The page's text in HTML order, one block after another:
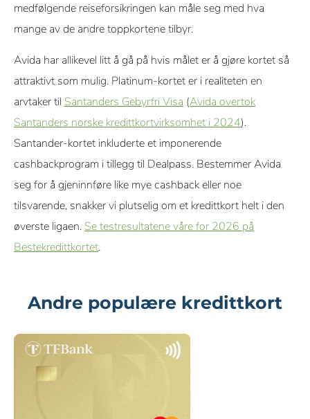
medfølgende reiseforsikringen kan måle seg med hva
mange av de andre toppkortene tilbyr.
Avida har allikevel litt å gå på hvis målet er å gjøre kortet så
attraktivt som mulig. Platinum-kortet er i realiteten en
arvtaker til Santanders Gebyrfri Visa (Avida overtok
Santanders norske kredittkortvirksomhet i 2024).
Santander-kortet inkluderte et imponerende
cashbackprogram i tillegg til Dealpass. Bestemmer Avida
seg for å gjeninnføre like mye cashback eller noe
tilsvarende, snakker vi plutselig om et kredittkort helt i den
øverste ligaen. Se testresultatene våre for 2026 på
Bestekredittkortet.
Andre populære kredittkort